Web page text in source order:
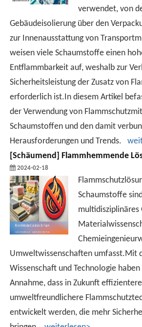
verwendet, von
Gebäudeisolierung über den
zur Innenausstattung von
weisen viele Schaumstoffe einen
Entflammbarkeit auf, weshalb zur
Sicherheitsleistung der Zusatz von
erforderlich ist.In diesem Artikel
der Verwendung von
Schaumstoffen und den damit
Herausforderungen und Trends.
Schäumend Flammhemmende
2024-02-18
Schaumstoffe
multidisziplinäres
Umweltwissenschaften umfasst.Mit
Wissenschaft und Technologie
Annahme, dass in Zukunft
umweltfreundlichere
entwickelt werden, die mehr